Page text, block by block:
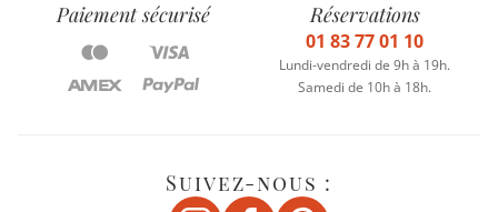
Paiement sécurisé Réservations
01 83 77 01 10
Lundi-vendredi de 9h à 19h.
Samedi de 10h à 18h.
Suivez-nous :